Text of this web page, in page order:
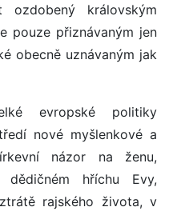
ozdobený královským
pouze přiznávaným jen
obecně uznávaným jak
evropské politiky
nové myšlenkové a
názor na ženu,
hříchu Evy,
rajského života, v